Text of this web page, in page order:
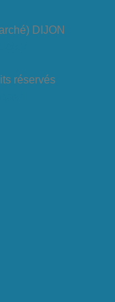
DIJON
réservés​